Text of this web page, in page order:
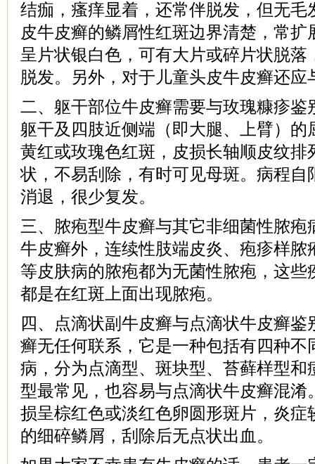
结痂，瘙痒显着，还常伴脱发，但无毛
皮牛皮癣的鳞屑性红斑边界清楚，常扩
呈片状银白色，可有大片或碎片状脱落
脱发。另外，对于儿童头皮牛皮癣还应
二、躯干部位牛皮癣需要与玫瑰糠疹鉴
躯干及四肢近侧端（即大腿、上臂）的
黄红或玫瑰色红斑，皮损长轴顺皮纹排
状，不易刮除，有时可见母斑。病程自
消退，很少复发。
三、脓疱型牛皮癣与其它非细菌性脓疱
牛皮癣外，连续性肢端皮炎、疱疹样脓
等皮肤病的脓疱都为无菌性脓疱，这些
都是在红斑上面出现脓疱。
四、点滴状副牛皮癣与点滴状牛皮癣鉴
癣无任何联系，它是一种包括有四种不
病，分为点滴型、斑块型、苔藓样型和
型最常见，也容易与点滴状牛皮癣混淆
损呈棕红色或淡红色卵圆形斑片，炎症
的细碎鳞屑，刮除后无点状出血。